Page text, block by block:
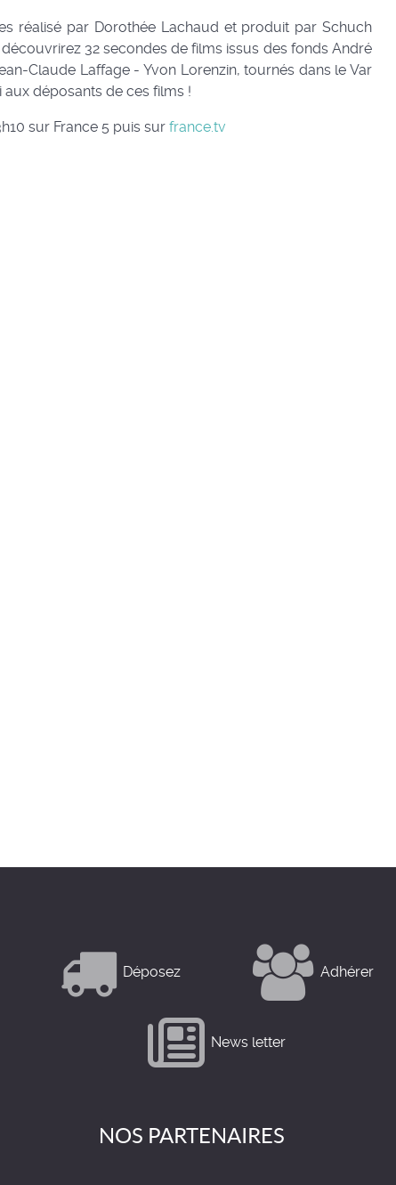
réalisé par Dorothée Lachaud et produit par Schuch
32 secondes de films issus des fonds André
Claude Laffage - Yvon Lorenzin, tournés dans le Var
aux déposants de ces films !
sur France 5 puis sur france.tv
Déposez Adhérer
News letter
NOS PARTENAIRES